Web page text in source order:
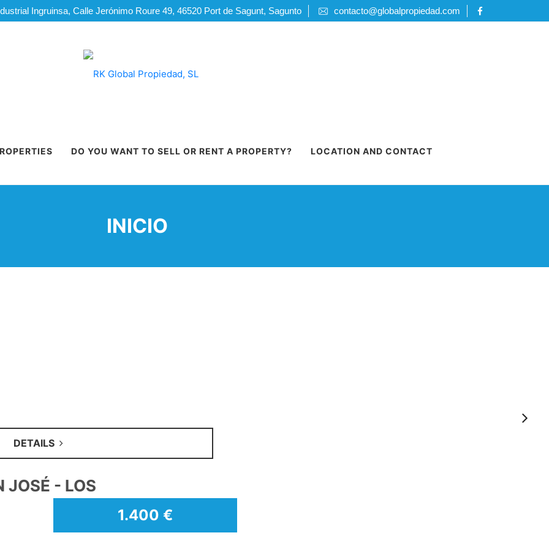
Ingruinsa, Calle Jerónimo Roure 49, 46520 Port de Sagunt, Sagunto contacto@globalpropiedad.com
DO YOU WANT TO SELL OR RENT A PROPERTY? LOCATION AND CONTACT
INICIO